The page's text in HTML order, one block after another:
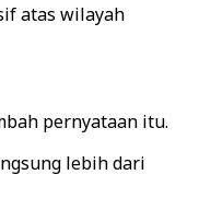
atas wilayah
pernyataan itu.
lebih dari